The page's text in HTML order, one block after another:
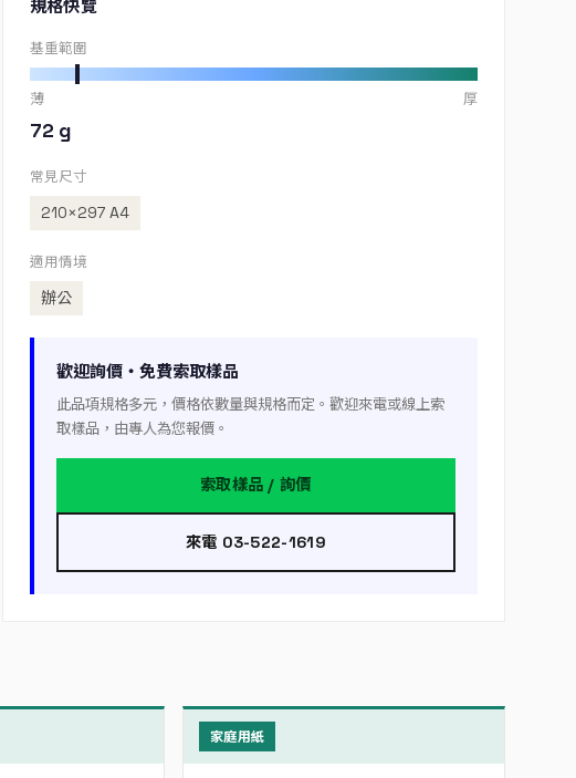
規格快覽
基重範圍
薄 厚
72 g
常見尺寸
210×297 A4
適用情境
辦公
歡迎詢價・免費索取樣品
此品項規格多元，價格依數量與規格而定。歡迎來電或線上索
取樣品，由專人為您報價。
索取樣品 / 詢價
來電 03-522-1619
家庭用紙